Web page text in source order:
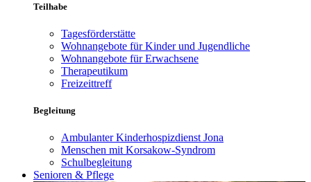
Teilhabe
Tagesförderstätte
Wohnangebote für Kinder und Jugendliche
Wohnangebote für Erwachsene
Therapeutikum
Freizeittreff
Begleitung
Ambulanter Kinderhospizdienst Jona
Menschen mit Korsakow-Syndrom
Schulbegleitung
Senioren & Pflege